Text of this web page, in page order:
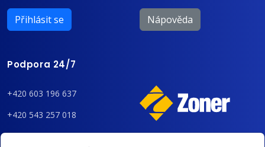
Přihlásit se Nápověda
Podpora 24/7
+420 603 196 637
+420 543 257 018
admin@regzone.cz